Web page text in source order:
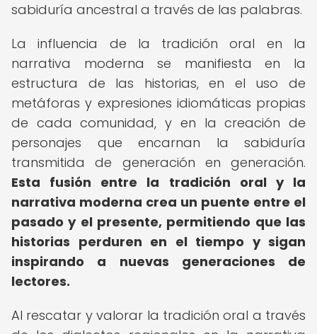
sabiduría ancestral a través de las palabras.
La influencia de la tradición oral en la
narrativa moderna se manifiesta en la
estructura de las historias, en el uso de
metáforas y expresiones idiomáticas propias
de cada comunidad, y en la creación de
personajes que encarnan la sabiduría
transmitida de generación en generación.
Esta fusión entre la tradición oral y la
narrativa moderna crea un puente entre el
pasado y el presente, permitiendo que las
historias perduren en el tiempo y sigan
inspirando a nuevas generaciones de
lectores.
Al rescatar y valorar la tradición oral a través